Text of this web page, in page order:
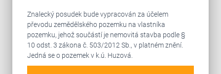
Znalecký posudek bude vypracován za účelem
převodu zemědělského pozemku na vlastníka
pozemku, jehož součástí je nemovitá stavba podle §
10 odst. 3 zákona č. 503/2012 Sb., v platném znění.
Jedná se o pozemek v k.ú. Huzová.